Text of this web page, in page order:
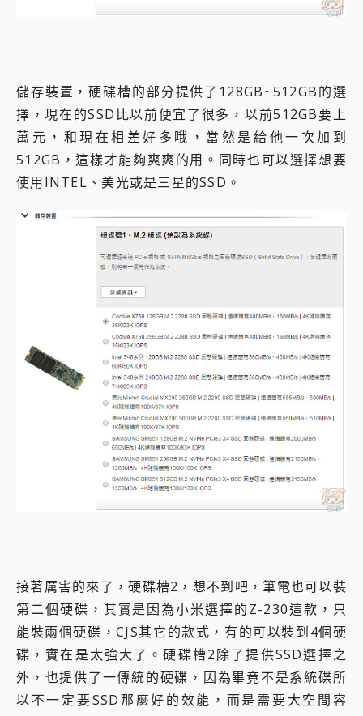
儲存裝置，硬碟槽的部分提供了128GB~512GB的選
擇，現在的SSD比以前便宜了很多，以前512GB要上
萬元，和現在相差好多哦，當然是給他一次加到
512GB，這樣才能夠爽爽的用。同時也可以選擇想要
使用INTEL、美光或是三星的SSD。
接著厲害的來了，硬碟槽2，想不到吧，筆電也可以裝
第二個硬碟，其實是因為小米選擇的Z-230這款，只
能裝兩個硬碟，CJS其它的款式，有的可以裝到4個硬
碟，實在是太強大了。硬碟槽2除了提供SSD選擇之
外，也提供了一傳統的硬碟，因為畢竟不是系統碟所
以不一定要SSD那麼好的效能，而是需要大空間容